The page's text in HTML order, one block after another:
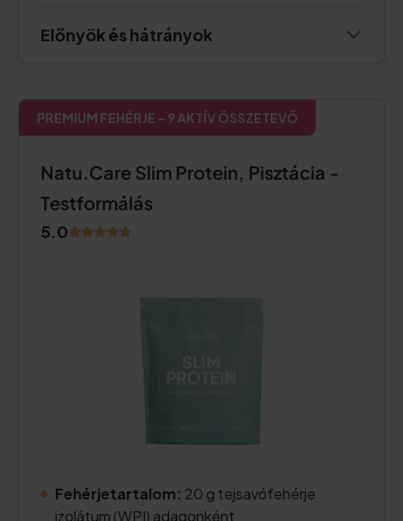
Előnyök és hátrányok
PREMIUM FEHÉRJE – 9 AKTÍV ÖSSZETEVŐ
Natu.Care Slim Protein, Pisztácia -
Testformálás
5.0
Fehérjetartalom: 20 g tejsavófehérje
izolátum (WPI) adagonként